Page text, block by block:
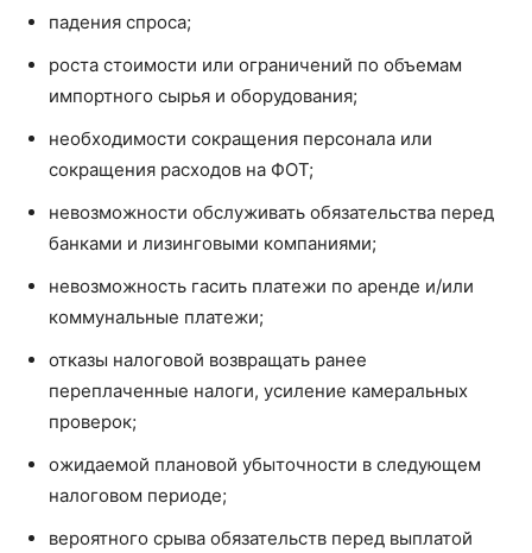
падения спроса;
роста стоимости или ограничений по объемам
импортного сырья и оборудования;
необходимости сокращения персонала или
сокращения расходов на ФОТ;
невозможности обслуживать обязательства перед
банками и лизинговыми компаниями;
невозможность гасить платежи по аренде и/или
коммунальные платежи;
отказы налоговой возвращать ранее
переплаченные налоги, усиление камеральных
проверок;
ожидаемой плановой убыточности в следующем
налоговом периоде;
вероятного срыва обязательств перед выплатой